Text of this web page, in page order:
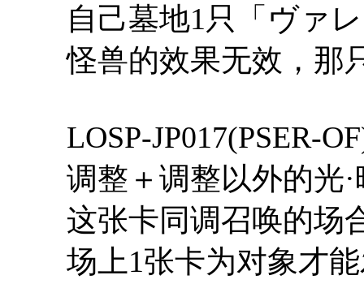
自己墓地1只「ヴァ
怪兽的效果无效，那
LOSP-JP017(PSER-
调整＋调整以外的光
这张卡同调召唤的场
场上1张卡为对象才